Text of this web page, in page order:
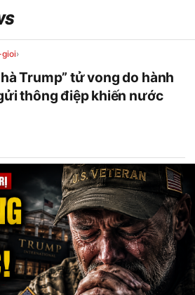
›
Trump” tử vong do hành
thông điệp khiến nước